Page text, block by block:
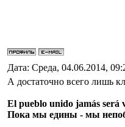
Дата: Среда, 04.06.2014,
А достаточно всего лишь
El pueblo unido jamás será
Пока мы едины - мы